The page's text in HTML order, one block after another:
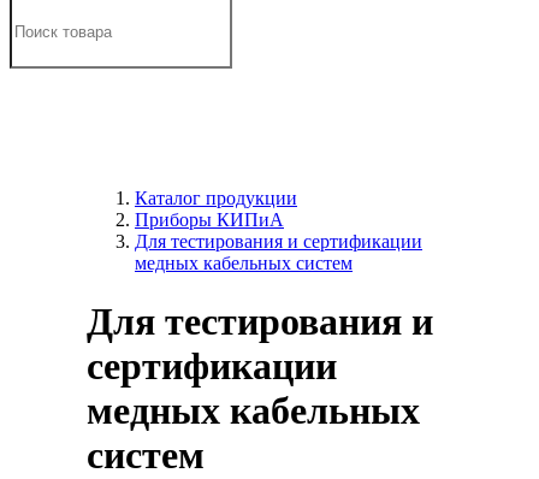
Каталог продукции
Приборы КИПиА
Для тестирования и сертификации
медных кабельных систем
Для тестирования и
сертификации
медных кабельных
систем